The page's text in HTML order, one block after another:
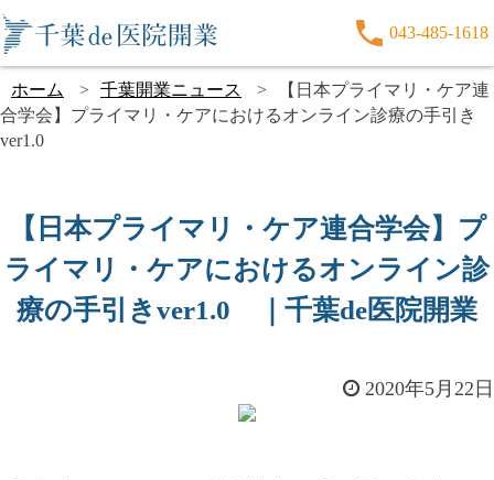
043-485-1618
ホーム 千葉開業ニュース
【日本プライマリ・ケア連
合学会】プライマリ・ケアにおけるオンライン診療の手引き
ver1.0
【日本プライマリ・ケア連合学会】プ
ライマリ・ケアにおけるオンライン診
療の手引きver1.0 ｜千葉de医院開業
2020年5月22日